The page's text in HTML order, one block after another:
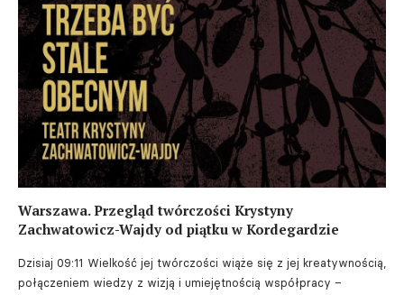
Warszawa. Przegląd twórczości Krystyny
Zachwatowicz-Wajdy od piątku w Kordegardzie
Dzisiaj 09:11 Wielkość jej twórczości wiąże się z jej kreatywnością,
połączeniem wiedzy z wizją i umiejętnością współpracy –